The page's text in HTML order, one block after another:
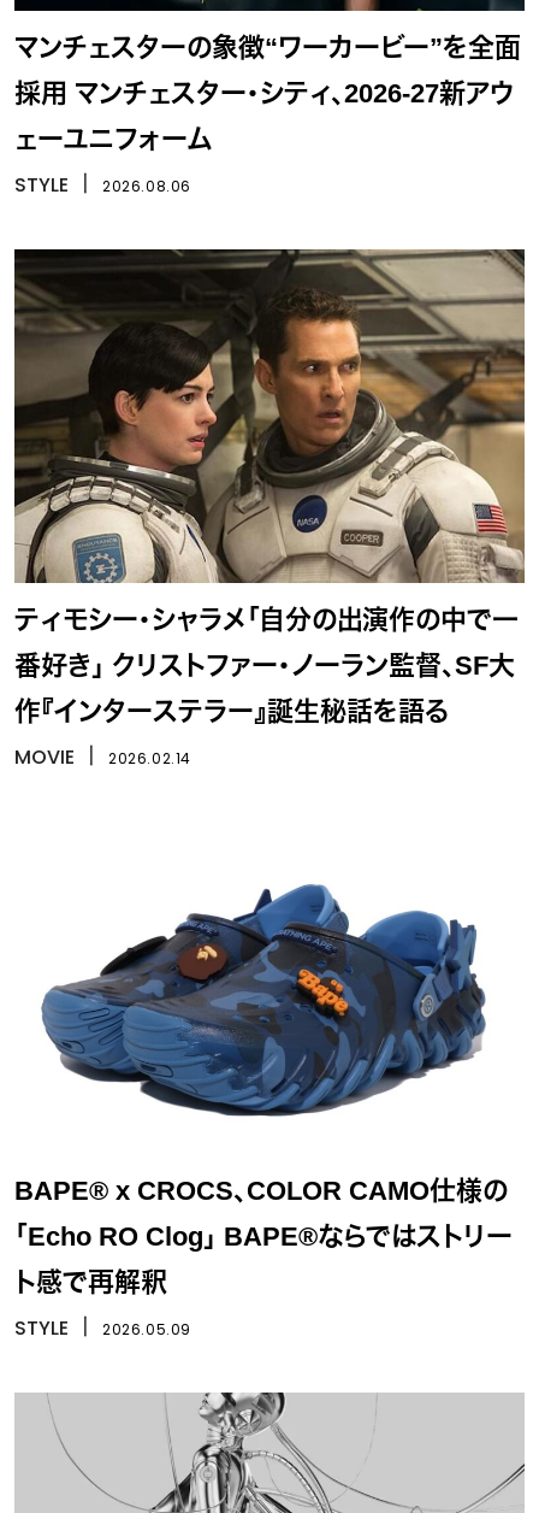
マンチェスターの象徴“ワーカービー”を全面
採用 マンチェスター・シティ、2026-27新アウ
ェーユニフォーム
STYLE 2026.08.06
ティモシー・シャラメ「自分の出演作の中で一
番好き」 クリストファー・ノーラン監督、SF大
作『インターステラー』誕生秘話を語る
MOVIE 2026.02.14
BAPE® x CROCS、COLOR CAMO仕様の
「Echo RO Clog」 BAPE®ならではストリー
ト感で再解釈
STYLE 2026.05.09